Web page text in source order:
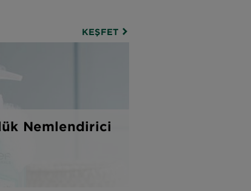
KEŞFET
Nemlendirici